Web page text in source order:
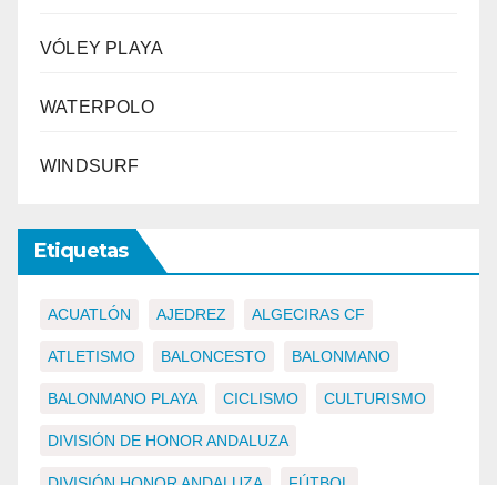
VÓLEY PLAYA
WATERPOLO
WINDSURF
Etiquetas
ACUATLÓN AJEDREZ ALGECIRAS CF
ATLETISMO BALONCESTO BALONMANO
BALONMANO PLAYA CICLISMO CULTURISMO
DIVISIÓN DE HONOR ANDALUZA